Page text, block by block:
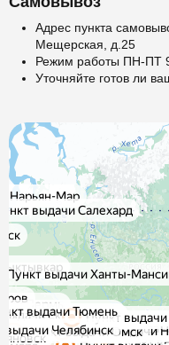
Адрес пункта
Мещерская, д.25
Режим работы ПН-ПТ
Уточняйте готов ли